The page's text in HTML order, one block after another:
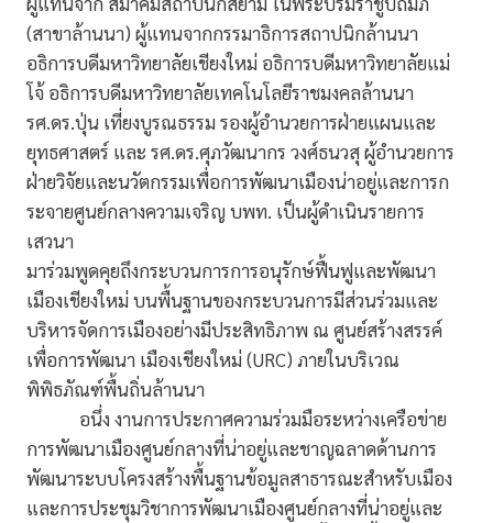
(สาขาล้านนา) ผู้แทนจากกรรมาธิการสถาปนิกล้านนา
อธิการบดีมหาวิทยาลัยเชียงใหม่ อธิการบดีมหาวิทยาลัยแม่
โจ้ อธิการบดีมหาวิทยาลัยเทคโนโลยีราชมงคลล้านนา
รศ.ดร.ปุ่น เที่ยงบูรณธรรม รองผู้อำนวยการฝ่ายแผนและ
ยุทธศาสตร์ และ รศ.ดร.ศุภวัฒนากร วงศ์ธนวสุ ผู้อำนวยการ
ฝ่ายวิจัยและนวัตกรรมเพื่อการพัฒนาเมืองน่าอยู่และการก
ระจายศูนย์กลางความเจริญ บพท. เป็นผู้ดำเนินรายการ
เสวนา
มาร่วมพูดคุยถึงกระบวนการการอนุรักษ์ฟื้นฟูและพัฒนา
เมืองเชียงใหม่ บนพื้นฐานของกระบวนการมีส่วนร่วมและ
บริหารจัดการเมืองอย่างมีประสิทธิภาพ ณ ศูนย์สร้างสรรค์
เพื่อการพัฒนา เมืองเชียงใหม่ (URC) ภายในบริเวณ
พิพิธภัณฑ์พื้นถิ่นล้านนา
อนึ่ง งานการประกาศความร่วมมือระหว่างเครือข่าย
การพัฒนาเมืองศูนย์กลางที่น่าอยู่และชาญฉลาดด้านการ
พัฒนาระบบโครงสร้างพื้นฐานข้อมูลสาธารณะสำหรับเมือง
และการประชุมวิชาการพัฒนาเมืองศูนย์กลางที่น่าอยู่และ